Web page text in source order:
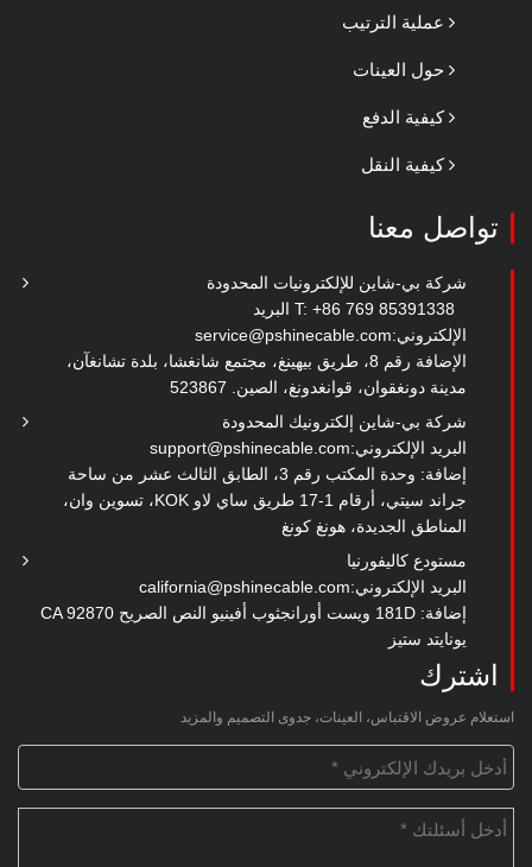
عملية الترتيب
حول العينات
كيفية الدفع
كيفية النقل
تواصل معنا
شركة بي-شاين للإلكترونيات المحدودة
T: +86 769 85391338 البريد
الإلكتروني:service@pshinecable.com
الإضافة رقم 8، طريق بيهينغ، مجتمع شانغشا، بلدة تشانغآن،
مدينة دونغقوان، قوانغدونغ، الصين. 523867
شركة بي-شاين إلكترونيك المحدودة
البريد الإلكتروني:support@pshinecable.com
إضافة: وحدة المكتب رقم 3، الطابق الثالث عشر من ساحة
جراند سيتي، أرقام 1-17 طريق ساي لاو KOK، تسوين وان،
المناطق الجديدة، هونغ كونغ
مستودع كاليفورنيا
البريد الإلكتروني:california@pshinecable.com
إضافة: 181D ويست أورانجثوب أفينيو النص الصريح CA 92870
يونايتد ستيز
اشترك
استعلام عروض الاقتباس، العينات، جدوى التصميم والمزيد